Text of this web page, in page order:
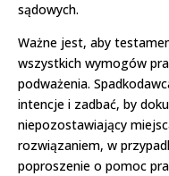
sądowych.
Ważne jest, aby
wszystkich wymogów
podważenia.
intencje i zadbać, by
niepozostawiający
rozwiązaniem, w
poproszenie o pomoc